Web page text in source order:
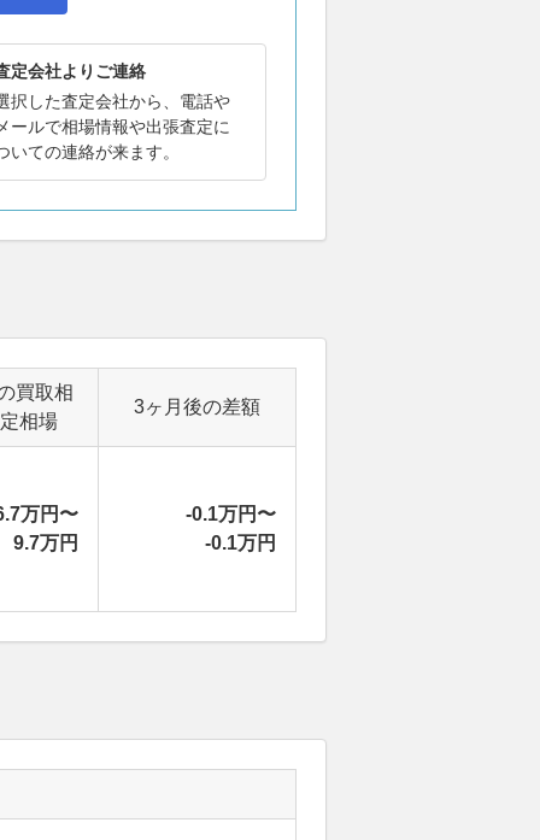
定会社よりご連絡
択した査定会社から、電話や
ールで相場情報や出張査定に
いての連絡が来ます。
買取相
相場
3ヶ月後の差額
万円〜
9.7万円
-0.1万円〜
-0.1万円